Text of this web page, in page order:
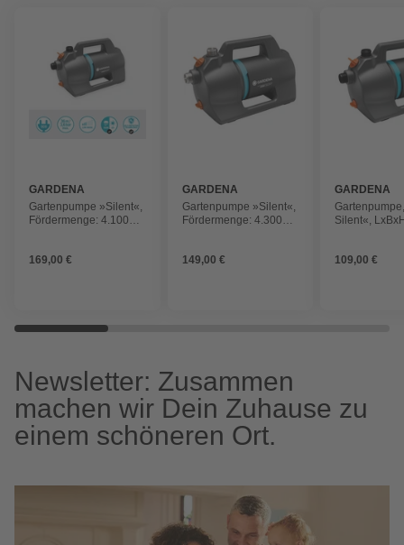
GARDENA
Gartenpumpe »Silent«,
Fördermenge: 4.100
169,00 €
GARDENA
Gartenpumpe »Silent«,
Fördermenge: 4.300
149,00 €
GARDENA
Silent«,
109,00 €
Newsletter: Zusammen
machen wir Dein Zuhause zu
einem schöneren Ort.